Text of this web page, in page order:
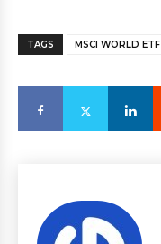
TAGS MSCI WORLD ETF